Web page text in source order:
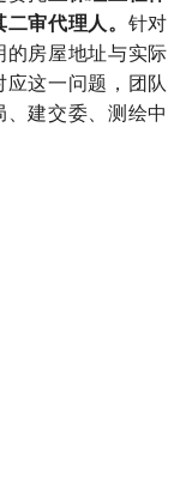
二审代理人。 针对
的房屋地址与实际
应这一问题，团队
建交委、测绘中